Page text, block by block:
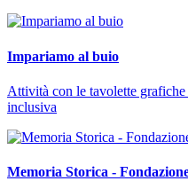
Impariamo al buio
Attività con le tavolette
inclusiva
Memoria Storica -